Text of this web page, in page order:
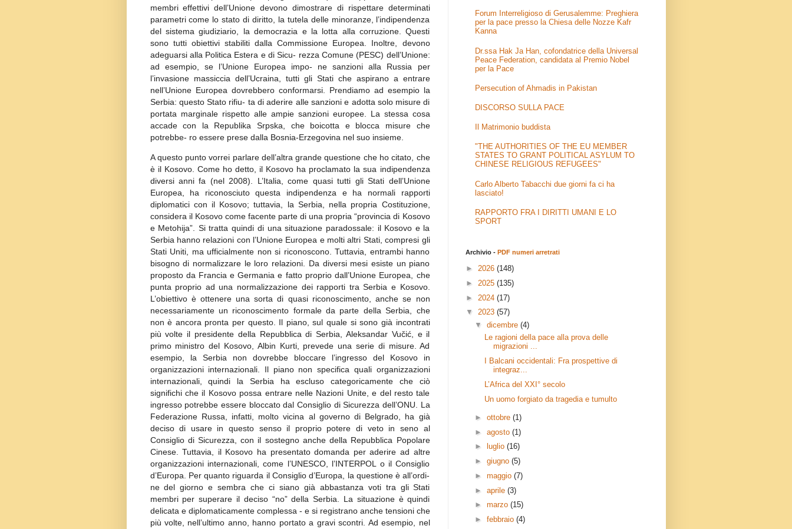
membri effettivi dell’Unione devono dimostrare di rispettare determinati
parametri come lo stato di diritto, la tutela delle minoranze, l’indipendenza
del sistema giudiziario, la democrazia e la lotta alla corruzione. Questi
sono tutti obiettivi stabiliti dalla Commissione Europea. Inoltre, devono
adeguarsi alla Politica Estera e di Sicu- rezza Comune (PESC) dell’Unione:
ad esempio, se l’Unione Europea impo- ne sanzioni alla Russia per
l’invasione massiccia dell’Ucraina, tutti gli Stati che aspirano a entrare
nell’Unione Europea dovrebbero conformarsi. Prendiamo ad esempio la
Serbia: questo Stato rifiu- ta di aderire alle sanzioni e adotta solo misure di
portata marginale rispetto alle ampie sanzioni europee. La stessa cosa
accade con la Republika Srpska, che boicotta e blocca misure che
potrebbe- ro essere prese dalla Bosnia-Erzegovina nel suo insieme.
A questo punto vorrei parlare dell’altra grande questione che ho citato, che
è il Kosovo. Come ho detto, il Kosovo ha proclamato la sua indipendenza
diversi anni fa (nel 2008). L’Italia, come quasi tutti gli Stati dell’Unione
Europea, ha riconosciuto questa indipendenza e ha normali rapporti
diplomatici con il Kosovo; tuttavia, la Serbia, nella propria Costituzione,
considera il Kosovo come facente parte di una propria “provincia di Kosovo
e Metohija”. Si tratta quindi di una situazione paradossale: il Kosovo e la
Serbia hanno relazioni con l’Unione Europea e molti altri Stati, compresi gli
Stati Uniti, ma ufficialmente non si riconoscono. Tuttavia, entrambi hanno
bisogno di normalizzare le loro relazioni. Da diversi mesi esiste un piano
proposto da Francia e Germania e fatto proprio dall’Unione Europea, che
punta proprio ad una normalizzazione dei rapporti tra Serbia e Kosovo.
L’obiettivo è ottenere una sorta di quasi riconoscimento, anche se non
necessariamente un riconoscimento formale da parte della Serbia, che
non è ancora pronta per questo. Il piano, sul quale si sono già incontrati
più volte il presidente della Repubblica di Serbia, Aleksandar Vučić, e il
primo ministro del Kosovo, Albin Kurti, prevede una serie di misure. Ad
esempio, la Serbia non dovrebbe bloccare l’ingresso del Kosovo in
organizzazioni internazionali. Il piano non specifica quali organizzazioni
internazionali, quindi la Serbia ha escluso categoricamente che ciò
significhi che il Kosovo possa entrare nelle Nazioni Unite, e del resto tale
ingresso potrebbe essere bloccato dal Consiglio di Sicurezza dell’ONU. La
Federazione Russa, infatti, molto vicina al governo di Belgrado, ha già
deciso di usare in questo senso il proprio potere di veto in seno al
Consiglio di Sicurezza, con il sostegno anche della Repubblica Popolare
Cinese. Tuttavia, il Kosovo ha presentato domanda per aderire ad altre
organizzazioni internazionali, come l’UNESCO, l’INTERPOL o il Consiglio
d’Europa. Per quanto riguarda il Consiglio d’Europa, la questione è all’ordi-
ne del giorno e sembra che ci siano già abbastanza voti tra gli Stati
membri per superare il deciso “no” della Serbia. La situazione è quindi
delicata e diplomaticamente complessa - e si registrano anche tensioni che
più volte, nell’ultimo anno, hanno portato a gravi scontri. Ad esempio, nel
Forum Interreligioso di Gerusalemme: Preghiera
per la pace presso la Chiesa delle Nozze Kafr
Kanna
Dr.ssa Hak Ja Han, cofondatrice della Universal
Peace Federation, candidata al Premio Nobel
per la Pace
Persecution of Ahmadis in Pakistan
DISCORSO SULLA PACE
Il Matrimonio buddista
"THE AUTHORITIES OF THE EU MEMBER
STATES TO GRANT POLITICAL ASYLUM TO
CHINESE RELIGIOUS REFUGEES"
Carlo Alberto Tabacchi due giorni fa ci ha
lasciato!
RAPPORTO FRA I DIRITTI UMANI E LO
SPORT
Archivio - PDF numeri arretrati
► 2026 (148)
► 2025 (135)
► 2024 (17)
▼ 2023 (57)
▼dicembre(4)
Le ragioni della pace alla prova delle
migrazioni ...
I Balcani occidentali: Fra prospettive di
integraz...
L’Africa del XXI° secolo
Un uomo forgiato da tragedia e tumulto
►ottobre(1)
►agosto(1)
►
luglio(16)
►giugno(5)
►maggio(7)
►aprile(3)
►marzo(15)
►febbraio(4)